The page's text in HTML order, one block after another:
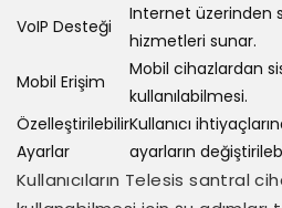
VoIP Desteği
Internet üzerinden
hizmetleri sunar.
Mobil Erişim
Mobil cihazlardan
kullanılabilmesi.
Özelleştirilebilir
Ayarlar
Kullanıcı
ayarların
Kullanıcıların Telesis santral